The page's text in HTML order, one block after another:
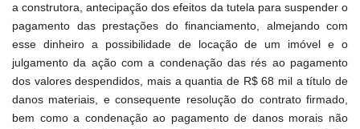
a construtora, antecipação dos efeitos da tutela para suspender o
pagamento das prestações do financiamento, almejando com
esse dinheiro a possibilidade de locação de um imóvel e o
julgamento da ação com a condenação das rés ao pagamento
dos valores despendidos, mais a quantia de R$ 68 mil a título de
danos materiais, e consequente resolução do contrato firmado,
bem como a condenação ao pagamento de danos morais não